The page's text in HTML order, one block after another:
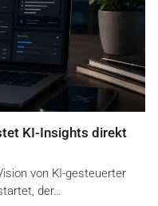
KI-Insights direkt
von KI-gesteuerter
der…